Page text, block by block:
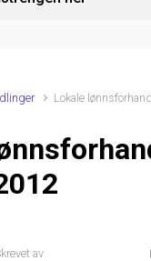
Lokale
av